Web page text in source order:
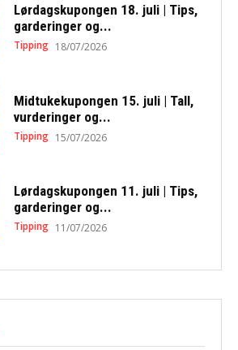
Lørdagskupongen 18. juli | Tips,
garderinger og...
Tipping 18/07/2026
Midtukekupongen 15. juli | Tall,
vurderinger og...
Tipping 15/07/2026
Lørdagskupongen 11. juli | Tips,
garderinger og...
Tipping 11/07/2026